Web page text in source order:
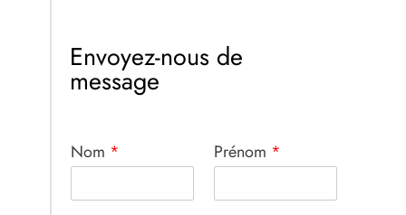
Envoyez-nous de
message
Nom * Prénom *